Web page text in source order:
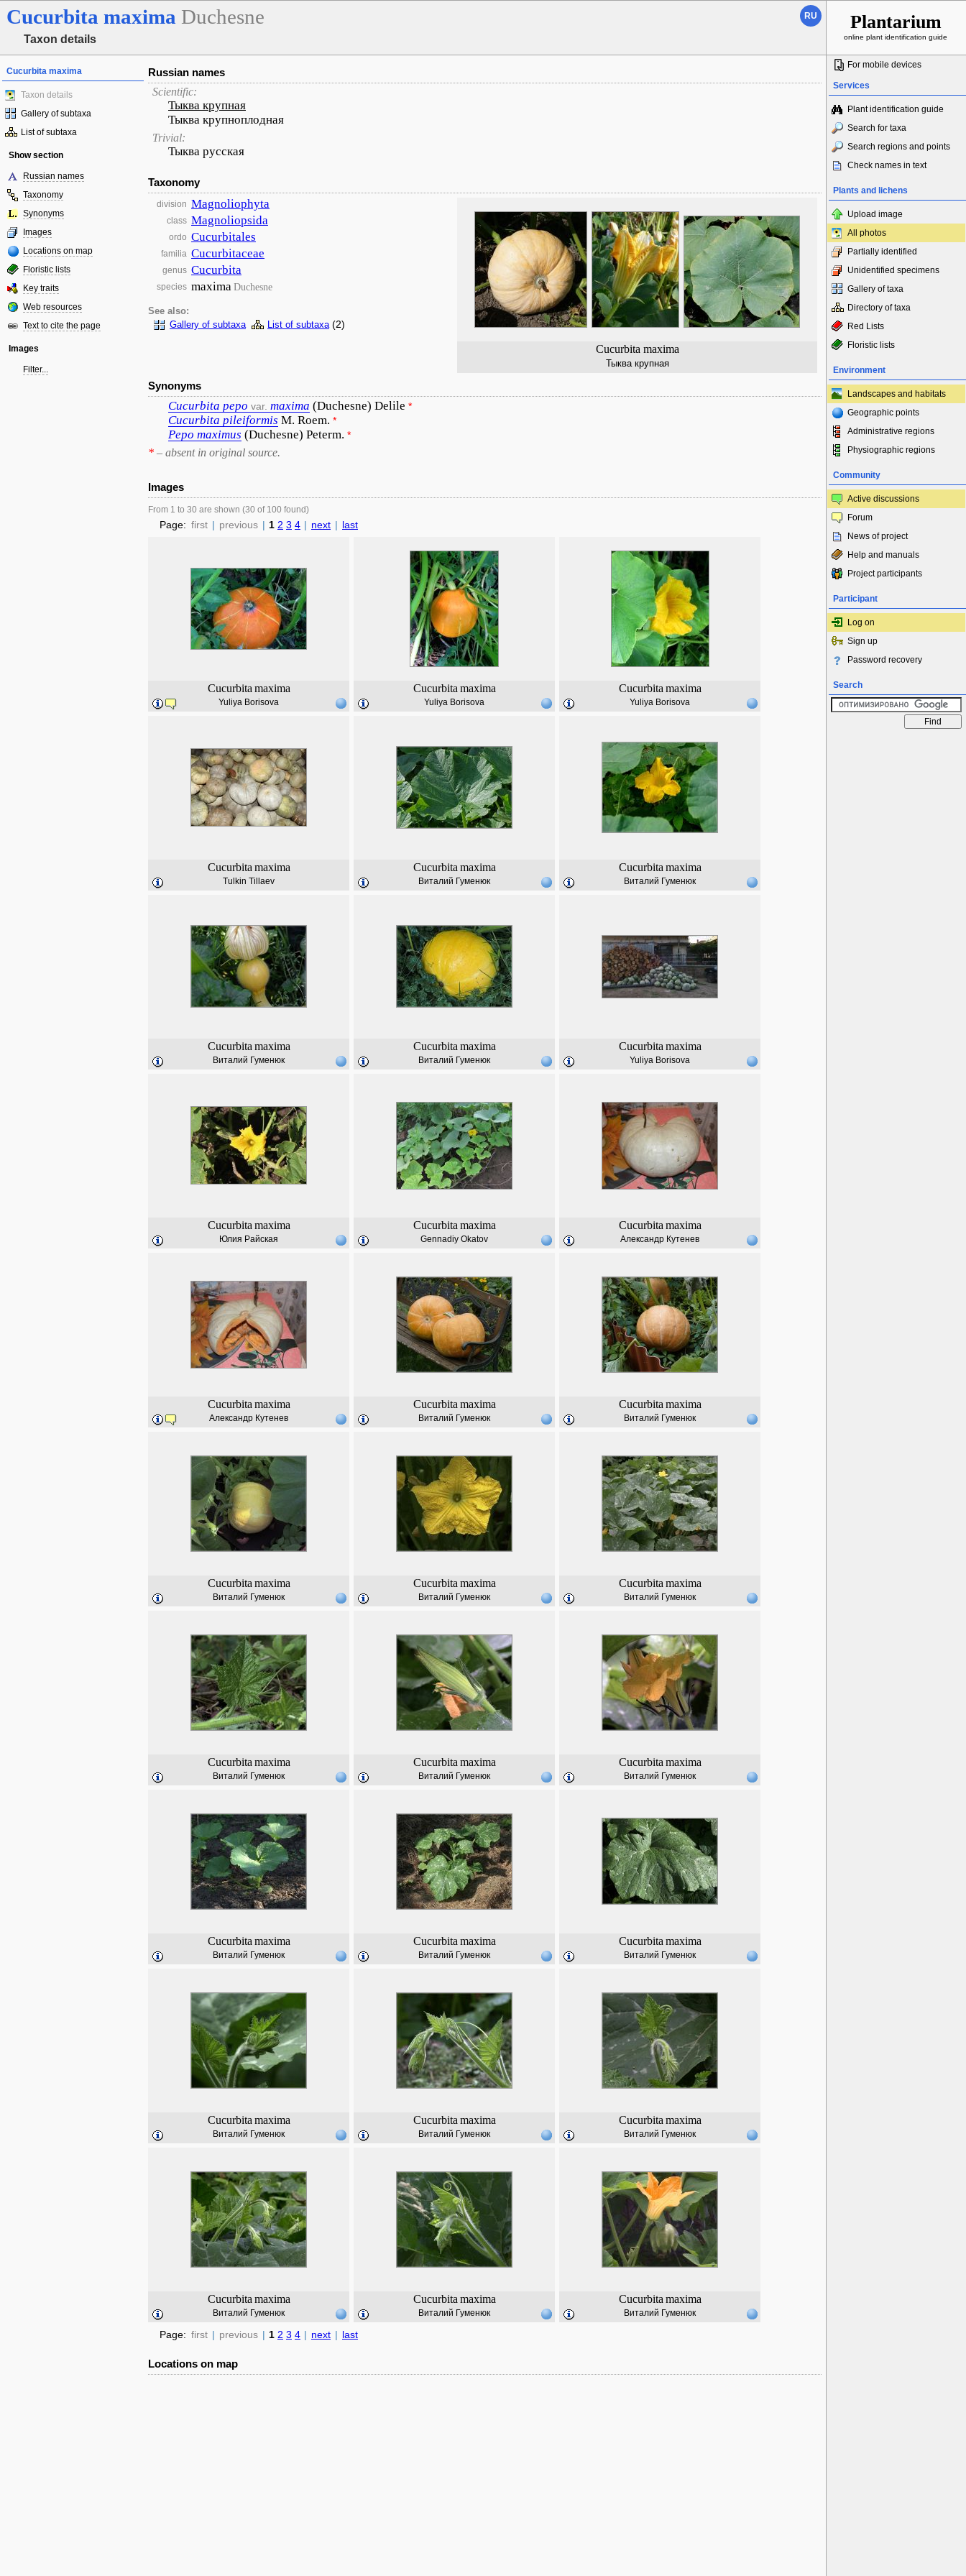
Cucurbita maxima Duchesne
Taxon details
RU Plantarium
online plant identification guide
Cucurbita maxima
Taxon details
Gallery of subtaxa
List of subtaxa
Show section
Russian names
Taxonomy
Synonyms
Images
Locations on map
Floristic lists
Key traits
Web resources
Text to cite the page
Images
Filter...
Russian names
Scientific:
Тыква крупная
Тыква крупноплодная
Trivial:
Тыква русская
Taxonomy
Cucurbita maxima
Тыква крупная
division Magnoliophyta
class Magnoliopsida
ordo Cucurbitales
familia Cucurbitaceae
genus Cucurbita
species maximaDuchesne
See also:
Gallery of subtaxa
List of subtaxa (2)
Synonyms
Cucurbita pepo var. maxima (Duchesne) Delile *
Cucurbita pileiformis M. Roem. *
Pepo maximus (Duchesne) Peterm. *
* – absent in original source.
Images
From 1 to 30 are shown (30 of 100 found)
Page: first | previous | 1 2 3 4 | next | last
Cucurbita maxima
Yuliya Borisova
Cucurbita maxima
Yuliya Borisova
Cucurbita maxima
Yuliya Borisova
Cucurbita maxima
Tulkin Tillaev
Cucurbita maxima
Виталий Гуменюк
Cucurbita maxima
Виталий Гуменюк
Cucurbita maxima
Виталий Гуменюк
Cucurbita maxima
Виталий Гуменюк
Cucurbita maxima
Yuliya Borisova
Cucurbita maxima
Юлия Райская
Cucurbita maxima
Gennadiy Okatov
Cucurbita maxima
Александр Кутенев
Cucurbita maxima
Александр Кутенев
Cucurbita maxima
Виталий Гуменюк
Cucurbita maxima
Виталий Гуменюк
Cucurbita maxima
Виталий Гуменюк
Cucurbita maxima
Виталий Гуменюк
Cucurbita maxima
Виталий Гуменюк
Cucurbita maxima
Виталий Гуменюк
Cucurbita maxima
Виталий Гуменюк
Cucurbita maxima
Виталий Гуменюк
Cucurbita maxima
Виталий Гуменюк
Cucurbita maxima
Виталий Гуменюк
Cucurbita maxima
Виталий Гуменюк
Cucurbita maxima
Виталий Гуменюк
Cucurbita maxima
Виталий Гуменюк
Cucurbita maxima
Виталий Гуменюк
Cucurbita maxima
Виталий Гуменюк
Cucurbita maxima
Виталий Гуменюк
Cucurbita maxima
Виталий Гуменюк
Page: first | previous | 1 2 3 4 | next | last
Locations on map
For mobile devices
Services
Plant identification guide
Search for taxa
Search regions and points
Check names in text
Plants and lichens
Upload image
All photos
Partially identified
Unidentified specimens
Gallery of taxa
Directory of taxa
Red Lists
Floristic lists
Environment
Landscapes and habitats
Geographic points
Administrative regions
Physiographic regions
Community
Active discussions
Forum
News of project
Help and manuals
Project participants
Participant
Log on
Sign up
Password recovery
Search